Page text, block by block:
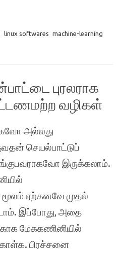
linux softwares machine-learning
புரலராக
வழிகள்
அல்லது
செயல்பாட்டுப்
இருக்கலாம்.
மூலம் ஏற்கனவே முதல்
இப்போது, அதை
மேககணினியில்
பிரச்சனை